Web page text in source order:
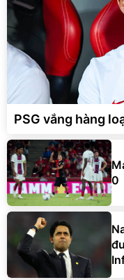
PSG vắng hàng
0